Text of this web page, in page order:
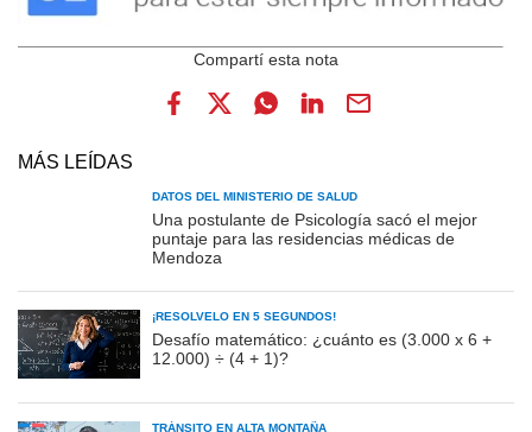
MÁS LEÍDAS
DATOS DEL MINISTERIO DE SALUD
Una postulante de Psicología sacó el mejor
puntaje para las residencias médicas de
Mendoza
¡RESOLVELO EN 5 SEGUNDOS!
Desafío matemático: ¿cuánto es (3.000 x 6 +
12.000) ÷ (4 + 1)?
TRÁNSITO EN ALTA MONTAÑA